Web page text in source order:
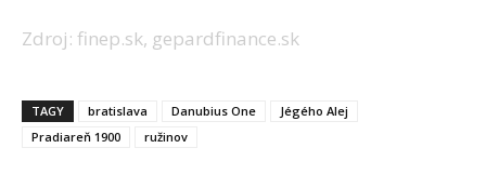
Zdroj: finep.sk, gepardfinance.sk
TAGY bratislava Danubius One
Jégého Alej
Pradiareň 1900
ružinov